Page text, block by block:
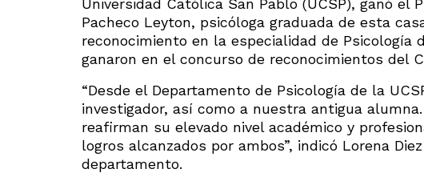
Universidad Católica San Pablo (UCSP), ganó el
Pacheco Leyton, psicóloga graduada de esta
reconocimiento en la especialidad de Psicología
ganaron en el concurso de reconocimientos del
“Desde el Departamento de Psicología de la
investigador, así como a nuestra antigua
reafirman su elevado nivel académico y
logros alcanzados por ambos”, indicó Lorena
departamento.